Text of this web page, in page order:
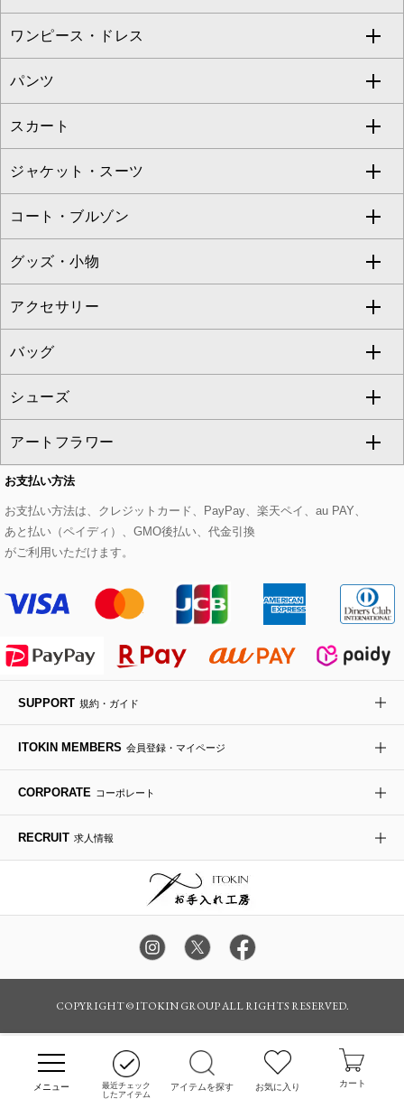
最近チェック
したアイテム
アイテムを探す お気に入り カート
Sybilla
S sybilla
Jocomomola
TARA JARMON
ZAPA
TONEA
al'aise modulation
GEORGES RECH
GIANNI LO GIUDICE
CHRISTIAN AUJARD
CHRISTIAN AUJARD Lサイズ
eur3
Maison de CINQ
MK MICHEL KLEIN BAG
HIROKO KOSHINO
re:edition project 165
EMILIO ROBBA
BUYERS SELECT
すべてのトップス
カットソー・Tシャツ
ブラウス・シャツ
ニット・セーター
カーディガン
アンサンブルセット
ベスト・ジレ
パーカー
タンクトップ・キャミソール
スウェット・ジャージー
その他のトップス
ワンピース・ドレス
すべてのワンピース・ドレス
ワンピース
ドレス
チュニック
ジャンパースカート
その他のワンピース・ドレス
パンツ
すべてのパンツ
フルレングスパンツ
クロップド・半端丈パンツ
ガウチョ・ワイドパンツ
ハーフ・ショート丈パンツ
サロペット・オールインワン
その他のパンツ
スカート
すべてのスカート
ロング・マキシ丈スカート
ひざ丈スカート
ミモレ丈スカート
ショート・ミニ丈スカート
その他のスカート
ジャケット・スーツ
すべてのジャケット・スーツ
テーラードジャケット
ノーカラージャケット
セットアップ
セットアップジャケット
セットアップパンツ
セットアップスカート
セットアップワンピース
コート・ブルゾン
すべてのコート・ブルゾン
トレンチコート
ピーコート
ダッフルコート
チェスターコート
モッズコート
ステンカラーコート
ライダースジャケット
デニムジャケット
ダウンジャケット・コート
その他のコート・ブルゾン
グッズ・小物
すべてのグッズ・小物
マスク
ストール・マフラー・スヌード
ベルト・サスペンダー
帽子
ヘアアクセサリー
ハンカチ・バンダナ
手袋
チャーム・ストラップ
傘・日傘
時計
その他のグッズ・小物
アクセサリー
すべてのアクセサリー
ネックレス
ピアス・イヤリング
ブレスレット・バングル
ブローチ・コサージュ
バッグ
すべてのバッグ
トートバッグ
ショルダーバッグ
ボストンバッグ
バックパック・リュック
ボディバッグ・メッセンジャーバッグ
トラベルバッグ
ビジネスバッグ
その他のバッグ
シューズ
すべてのシューズ
パンプス
スニーカー
フラットシューズ
ローファー
ドレスシューズ
サンダル・ミュール
その他のシューズ
アートフラワー
すべてのアートフラワー
ローズ
カサブランカ・カラー
ラナンキュラス
ポプリアレンジ＆フレグランス
その他のアートフラワー
お支払い方法
お支払い方法は、クレジットカード、PayPay、楽天ペイ、au PAY、
あと払い（ペイディ）、GMO後払い、代金引換
がご利用いただけます。
SUPPORT 規約・ガイド
ITOKIN MEMBERS 会員登録・マイページ
CORPORATE コーポレート
RECRUIT 求人情報
COPYRIGHT © ITOKIN GROUP ALL RIGHTS RESERVED.